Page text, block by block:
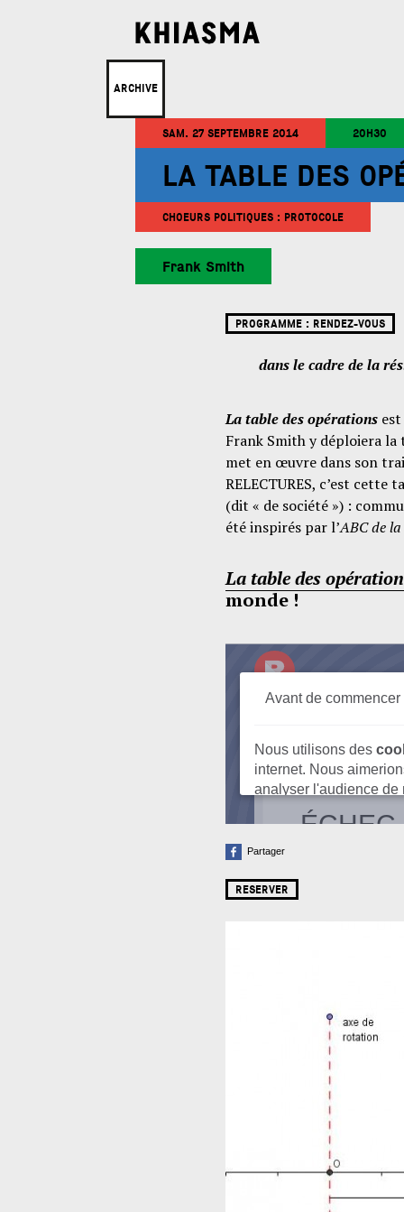
ARCHIVE
SAM. 27 SEPTEMBRE 2014 20H30
LA TABLE DES
CHOEURS POLITIQUES : PROTOCOLE
Frank Smith
PROGRAMME : RENDEZ-VOUS
dans le cadre de la
La table des opérations
Frank Smith y déploiera
met en œuvre dans son
RELECTURES, c’est
(dit « de société ») :
été inspirés par l’ABC de
La table des
monde !
Partager
RESERVER